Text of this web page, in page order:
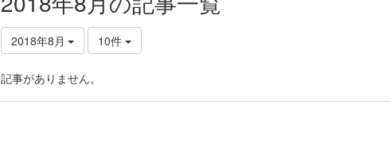
2018年8月 10件
記事がありません。